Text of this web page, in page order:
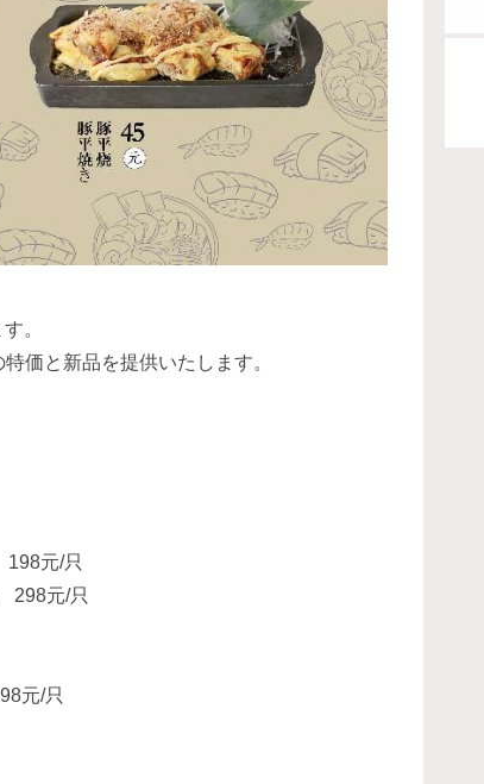
。
価と新品を提供いたします。
元/只
元/只
元/只